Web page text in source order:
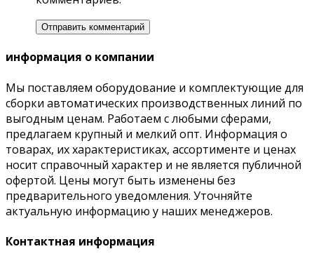
информация о компании
Мы поставляем оборудование и комплектующие для
сборки автоматических производственных линий по
выгодным ценам. Работаем с любыми сферами,
предлагаем крупный и мелкий опт. Информация о
товарах, их характеристиках, ассортименте и ценах
носит справочный характер и не является публичной
офертой. Цены могут быть изменены без
предварительного уведомления. Уточняйте
актуальную информацию у наших менеджеров.
Контактная информация